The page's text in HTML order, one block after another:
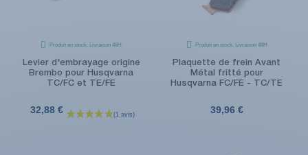
Produit en stock. Livraison 48H
Levier d'embrayage origine
Brembo pour Husqvarna
TC/FC et TE/FE
32,88 €
Produit en stock. Livraison 48H
Plaquette de frein Avant
Métal fritté pour
Husqvarna FC/FE - TC/TE
39,96 €